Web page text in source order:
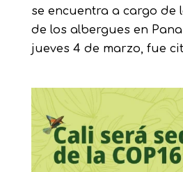
se encuentra a cargo de
de los albergues en
jueves 4 de marzo, fue